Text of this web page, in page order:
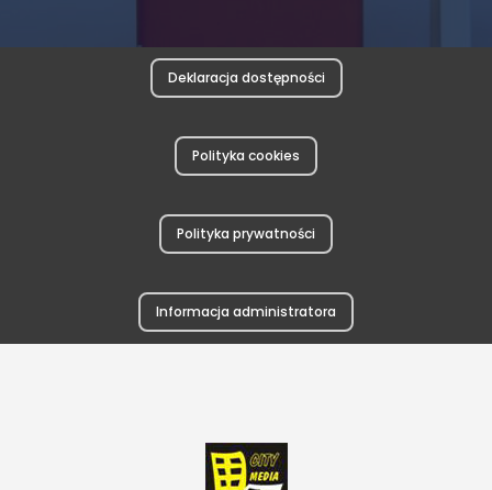
Deklaracja dostępności
Polityka cookies
Polityka prywatności
Informacja administratora